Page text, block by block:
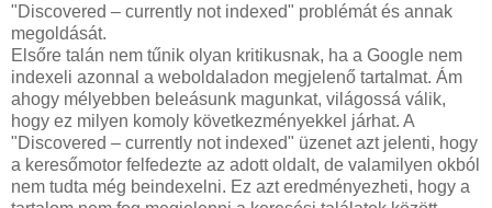
"Discovered – currently not indexed" problémát és annak
megoldását.
Elsőre talán nem tűnik olyan kritikusnak, ha a Google nem
indexeli azonnal a weboldaladon megjelenő tartalmat. Ám
ahogy mélyebben beleásunk magunkat, világossá válik,
hogy ez milyen komoly következményekkel járhat. A
"Discovered – currently not indexed" üzenet azt jelenti, hogy
a keresőmotor felfedezte az adott oldalt, de valamilyen okból
nem tudta még beindexelni. Ez azt eredményezheti, hogy a